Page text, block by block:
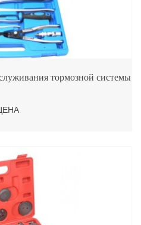
тормозной системы